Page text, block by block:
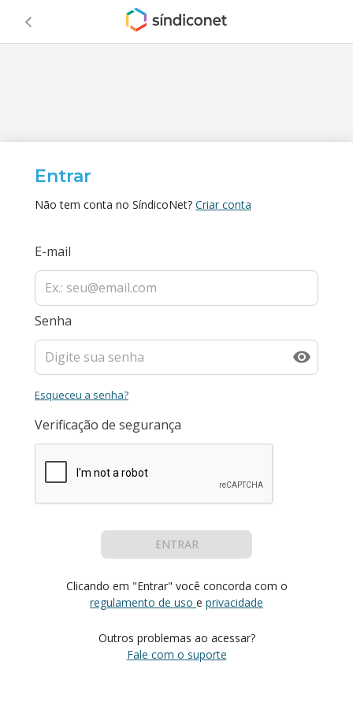
Entrar
Não tem conta no SíndicoNet? Criar conta
E-mail
Senha
Esqueceu a senha?
Verificação de segurança
ENTRAR
Clicando em "Entrar" você concorda com o
regulamento de uso e privacidade
Outros problemas ao acessar?
Fale com o suporte